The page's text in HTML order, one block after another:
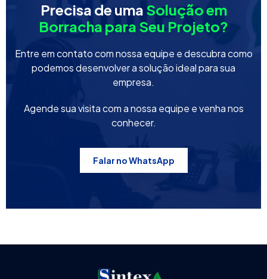
Precisa de uma Solução em
Borracha para Seu Projeto?
Entre em contato com nossa equipe e descubra como
podemos desenvolver a solução ideal para sua
empresa.
Agende sua visita com a nossa equipe e venha nos
conhecer.
Falar no WhatsApp